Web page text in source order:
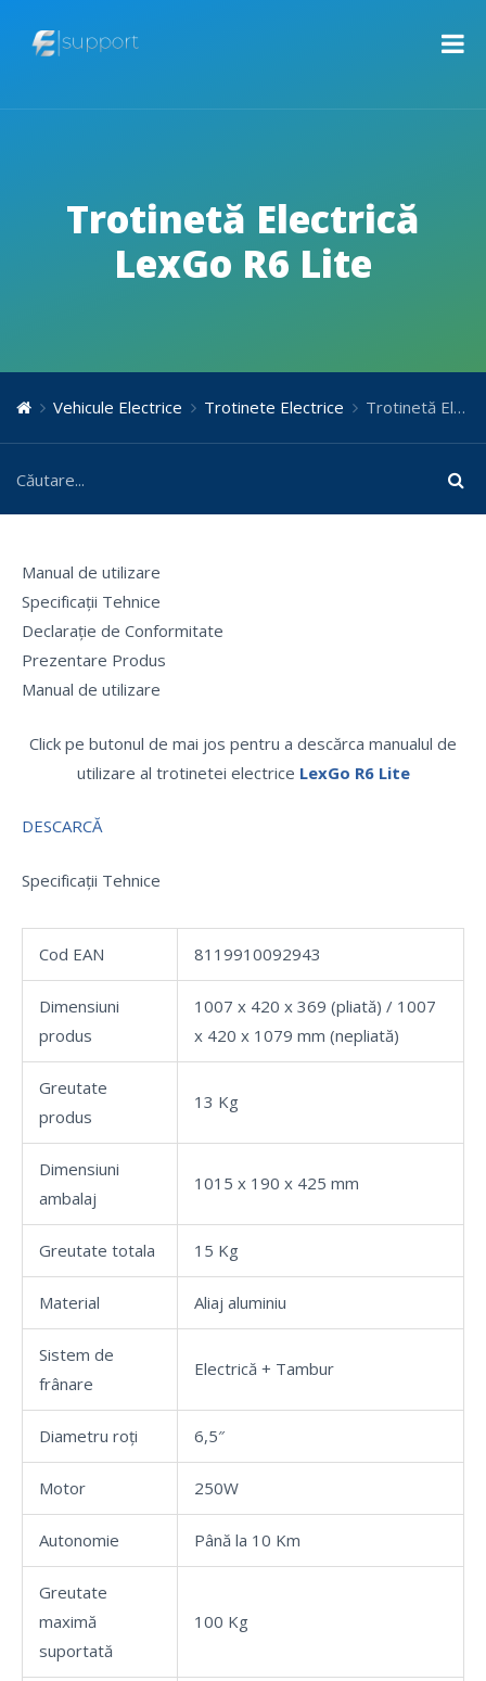
Trotinetă Electrică
LexGo R6 Lite
Vehicule Electrice Trotinete Electrice Trotinetă Electrică LexGo R6 Lite
Manual de utilizare
Specificații Tehnice
Declarație de Conformitate
Prezentare Produs
Manual de utilizare
Click pe butonul de mai jos pentru a descărca manualul de
utilizare al trotinetei electrice LexGo R6 Lite
DESCARCĂ
Specificații Tehnice
Cod EAN 8119910092943
Dimensiuni
produs
1007 x 420 x 369 (pliată) / 1007
x 420 x 1079 mm (nepliată)
Greutate
produs
13 Kg
Dimensiuni
ambalaj
1015 x 190 x 425 mm
Greutate totala 15 Kg
Material Aliaj aluminiu
Sistem de
frânare
Electrică + Tambur
Diametru roți 6,5″
Motor 250W
Autonomie Până la 10 Km
Greutate
maximă
suportată
100 Kg